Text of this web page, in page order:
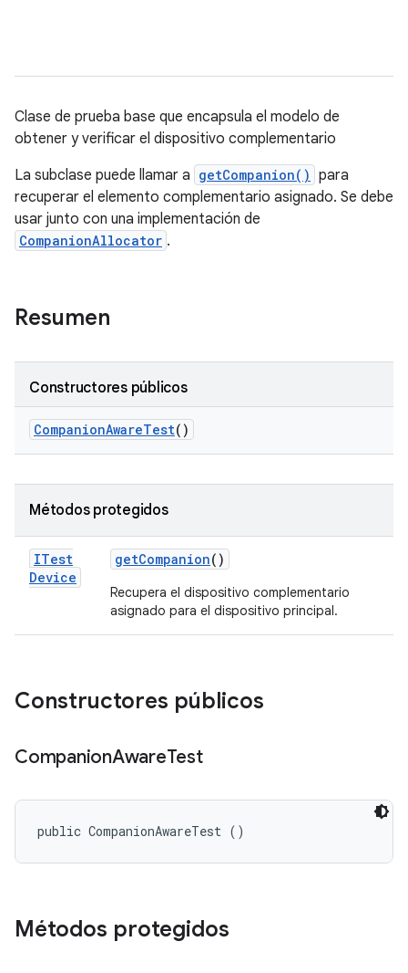
Clase de prueba base que encapsula el modelo de
obtener y verificar el dispositivo complementario
La subclase puede llamar a getCompanion() para
recuperar el elemento complementario asignado. Se debe
usar junto con una implementación de
CompanionAllocator .
Resumen
Constructores públicos
CompanionAwareTest()
Métodos protegidos
ITest
Device
getCompanion()
Recupera el dispositivo complementario
asignado para el dispositivo principal.
Constructores públicos
CompanionAwareTest
public CompanionAwareTest ()
Métodos protegidos